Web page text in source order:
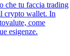
che tu faccia trading
crypto wallet. In
come
esigenze.